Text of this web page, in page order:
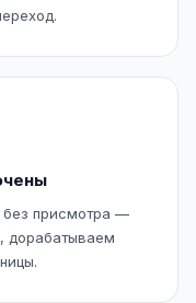
без присмотра —
дорабатываем